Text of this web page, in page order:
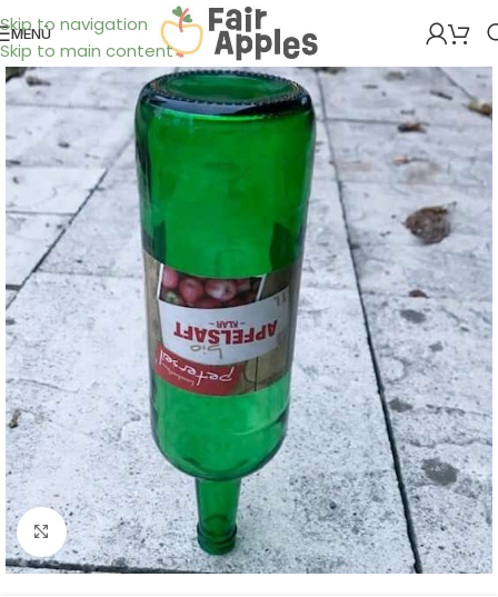
Skip to navigation
Skip to main content
MENÜ
Klick zum Vergrößern